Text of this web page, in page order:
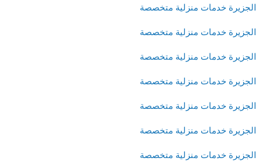
الجزيرة خدمات منزلية متخصصة
الجزيرة خدمات منزلية متخصصة
الجزيرة خدمات منزلية متخصصة
الجزيرة خدمات منزلية متخصصة
الجزيرة خدمات منزلية متخصصة
الجزيرة خدمات منزلية متخصصة
الجزيرة خدمات منزلية متخصصة